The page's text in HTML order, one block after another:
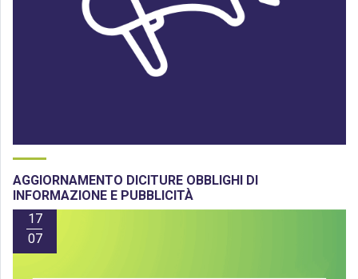
AGGIORNAMENTO DICITURE OBBLIGHI DI
INFORMAZIONE E PUBBLICITÀ
17
07